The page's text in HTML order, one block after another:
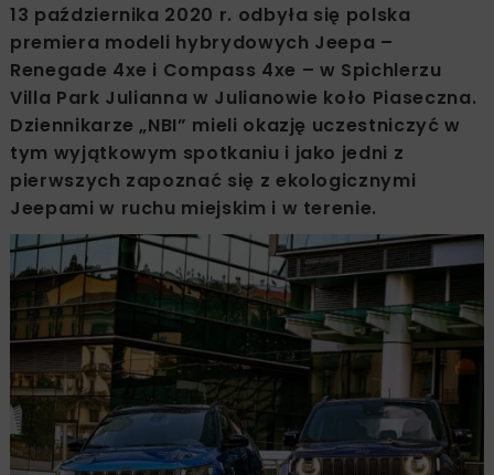
13 października 2020 r. odbyła się polska
premiera modeli hybrydowych Jeepa –
Renegade 4xe i Compass 4xe – w Spichlerzu
Villa Park Julianna w Julianowie koło Piaseczna.
Dziennikarze „NBI” mieli okazję uczestniczyć w
tym wyjątkowym spotkaniu i jako jedni z
pierwszych zapoznać się z ekologicznymi
Jeepami w ruchu miejskim i w terenie.